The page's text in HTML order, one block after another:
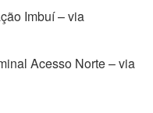
Imbuí – via
Acesso Norte – via